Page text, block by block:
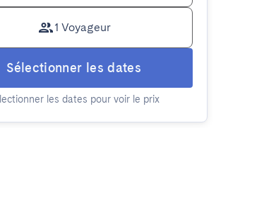
1 Voyageur
Sélectionner les dates
les dates pour voir le prix